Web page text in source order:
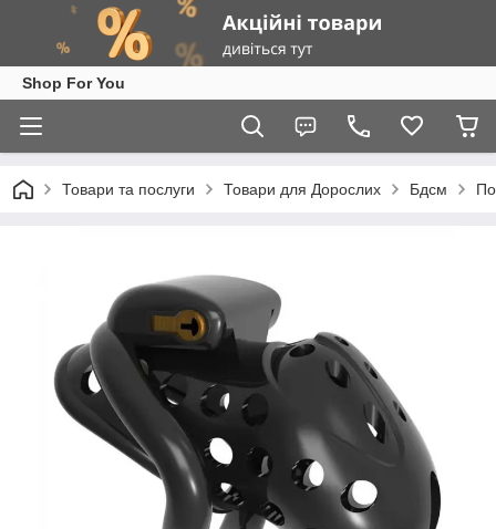
Shop For You
Товари та послуги Товари для Дорослих Бдсм